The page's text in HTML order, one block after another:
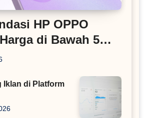
HP OPPO
di Bawah 5
Iklan di Platform